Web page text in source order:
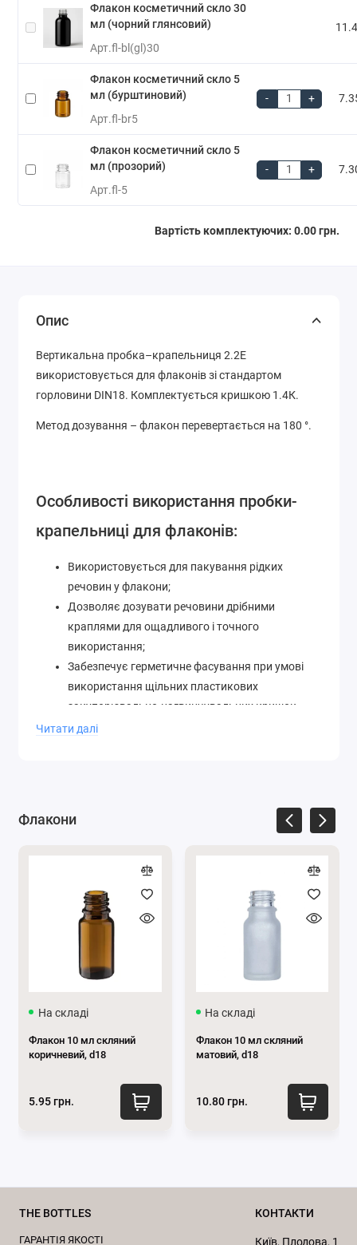
Флакон косметичний скло 30
мл (чорний глянсовий)
Арт.fl-bl(gl)30
Флакон косметичний скло 5
мл (бурштиновий)
Арт.fl-br5
- +
Флакон косметичний скло 5
мл (прозорий)
Арт.fl-5
- +
Вартість комплектуючих: 0.00 грн.
Опис
Вертикальна пробка–крапельниця 2.2E
використовується для флаконів зі стандартом
горловини DIN18. Комплектується кришкою 1.4К.
Метод дозування – флакон перевертається на 180 °.
Особливості використання пробки-
крапельниці для флаконів:
Використовується для пакування рідких
речовин у флакони;
Дозволяє дозувати речовини дрібними
краплями для ощадливого і точного
використання;
Забезпечує герметичне фасування при умові
використання щільних пластикових
закупорювально-нагвинчувальних кришок.
Ознайомитись з повним переліком комплектуючих
телефоном
Підписуйтесь на наші офіційні сторінки
Телеграмта Instagram
Читати далі
Флакони
На складі
Флакон 10 мл скляний
коричневий, d18
5.95 грн.
На складі
Флакон 10 мл скляний
матовий, d18
10.80 грн.
THE BOTTLES
ГАРАНТІЯ ЯКОСТІ
КОНТАКТИ
Київ, Плодова, 1